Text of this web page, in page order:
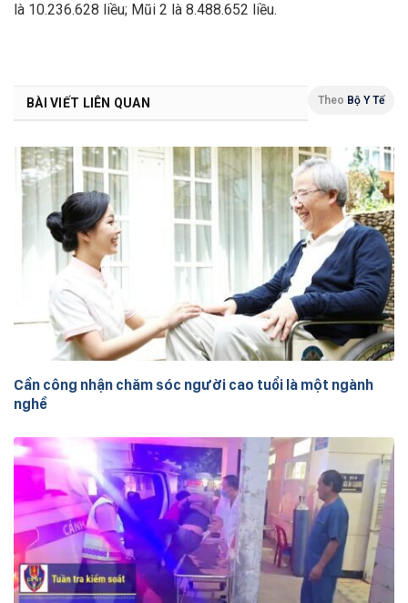
là 10.236.628 liều; Mũi 2 là 8.488.652 liều.
Theo Bộ Y Tế
BÀI VIẾT LIÊN QUAN
Cần công nhận chăm sóc người cao tuổi là một ngành
nghề